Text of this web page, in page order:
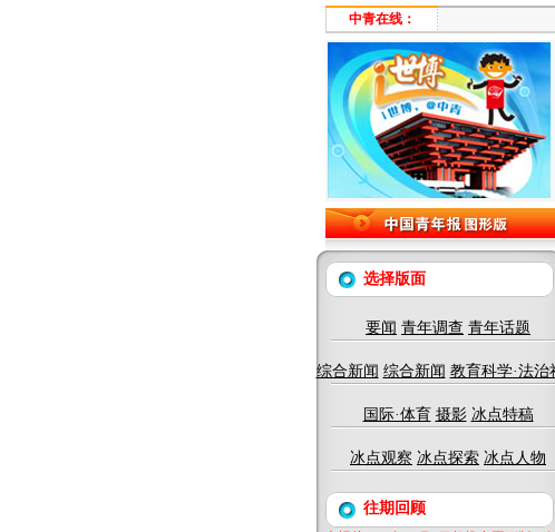
中青在线：
选择版面
要闻 青年调查 青年话题
综合新闻 综合新闻 教育科学·法治
国际·体育 摄影 冰点特稿
冰点观察 冰点探索 冰点人物
往期回顾